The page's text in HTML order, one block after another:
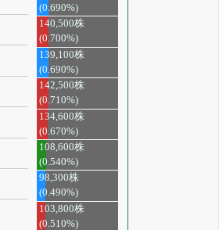
(0.690%)
140,500株
(0.700%)
139,100株
(0.690%)
142,500株
(0.710%)
134,600株
(0.670%)
108,600株
(0.540%)
98,300株
(0.490%)
103,800株
(0.510%)